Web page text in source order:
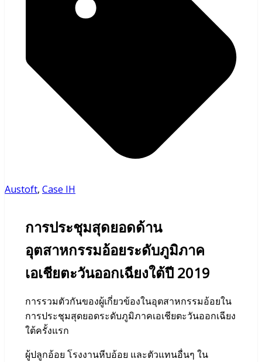
Austoft, Case IH
การประชุมสุดยอดด้าน
อุตสาหกรรมอ้อยระดับภูมิภาค
เอเชียตะวันออกเฉียงใต้ปี 2019
การรวมตัวกันของผู้เกี่ยวข้องในอุตสาหกรรมอ้อยใน
การประชุมสุดยอดระดับภูมิภาคเอเชียตะวันออกเฉียง
ใต้ครั้งแรก
ผู้ปลูกอ้อย โรงงานหีบอ้อย และตัวแทนอื่นๆ ใน